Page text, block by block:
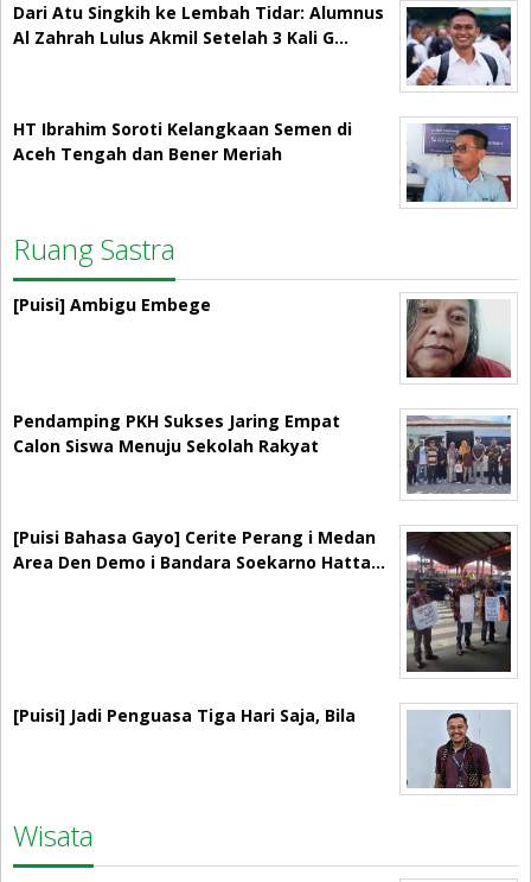
Dari Atu Singkih ke Lembah Tidar: Alumnus
Al Zahrah Lulus Akmil Setelah 3 Kali G…
HT Ibrahim Soroti Kelangkaan Semen di
Aceh Tengah dan Bener Meriah
Ruang Sastra
[Puisi] Ambigu Embege
Pendamping PKH Sukses Jaring Empat
Calon Siswa Menuju Sekolah Rakyat
[Puisi Bahasa Gayo] Cerite Perang i Medan
Area Den Demo i Bandara Soekarno Hatta…
[Puisi] Jadi Penguasa Tiga Hari Saja, Bila
Wisata